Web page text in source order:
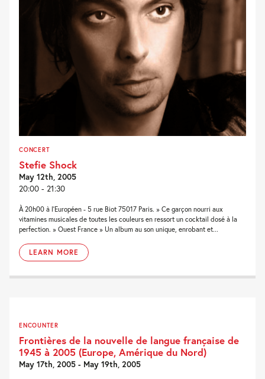
CONCERT
Stefie Shock
May 12th, 2005
20:00 - 21:30
À 20h00 à l'Européen - 5 rue Biot 75017 Paris. » Ce garçon nourri aux
vitamines musicales de toutes les couleurs en ressort un cocktail dosé à la
perfection. » Ouest France » Un album au son unique, enrobant et...
LEARN MORE
ENCOUNTER
Frontières de la nouvelle de langue française de
1945 à 2005 (Europe, Amérique du Nord)
May 17th, 2005 - May 19th, 2005